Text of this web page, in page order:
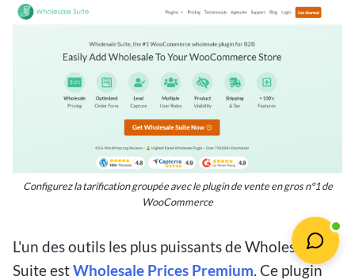
Configurez la tarification groupée avec le plugin de vente en gros n°1 de
WooCommerce
L'un des outils les plus puissants de Wholesale
Suite estWholesale Prices Premium. Ce plugin